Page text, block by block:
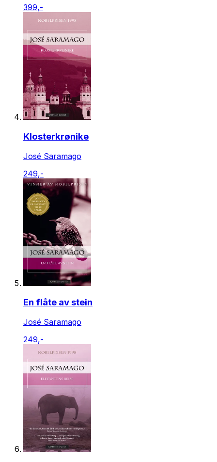
399,-
Klosterkrønike
José Saramago
249,-
En flåte av stein
José Saramago
249,-